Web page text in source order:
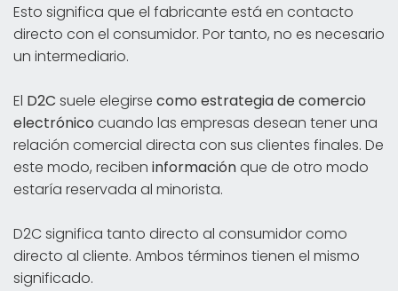
Esto significa que el fabricante está en contacto
directo con el consumidor. Por tanto, no es necesario
un intermediario.
El D2C suele elegirse como estrategia de comercio
electrónico cuando las empresas desean tener una
relación comercial directa con sus clientes finales. De
este modo, reciben informaciónque de otro modo
estaría reservada al minorista.
D2C significa tanto directo al consumidor como
directo al cliente. Ambos términos tienen el mismo
significado.